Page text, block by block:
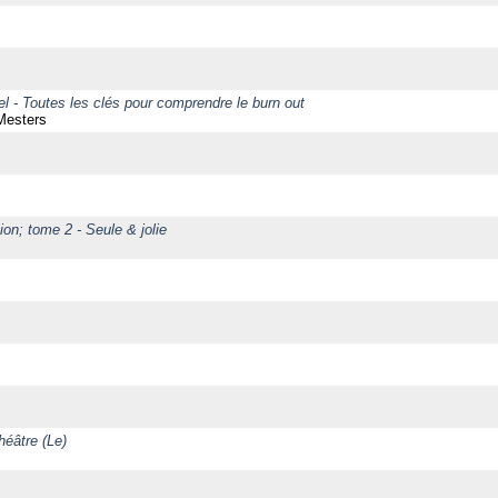
- Toutes les clés pour comprendre le burn out
tome 2 - Seule & jolie
(Le)